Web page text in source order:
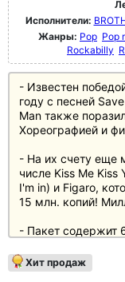
Исполнители:
Жанры: Pop Pop
Rockabilly
- Известен
году с песней
Man также
Хореографией и
- На их счету еще
числе Kiss Me Kiss
I'm in) и Figaro,
15 млн. копий!
- Пакет содержит
В том числе такие
Woman in Love и
Хит продаж